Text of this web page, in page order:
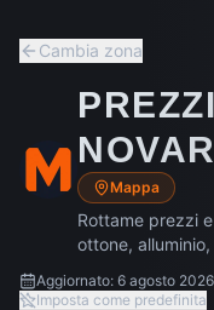
Cambia zona
Mappa
Rottame prezzi
ottone, alluminio,
Aggiornato: 6 agosto 2026
Imposta come predefinita